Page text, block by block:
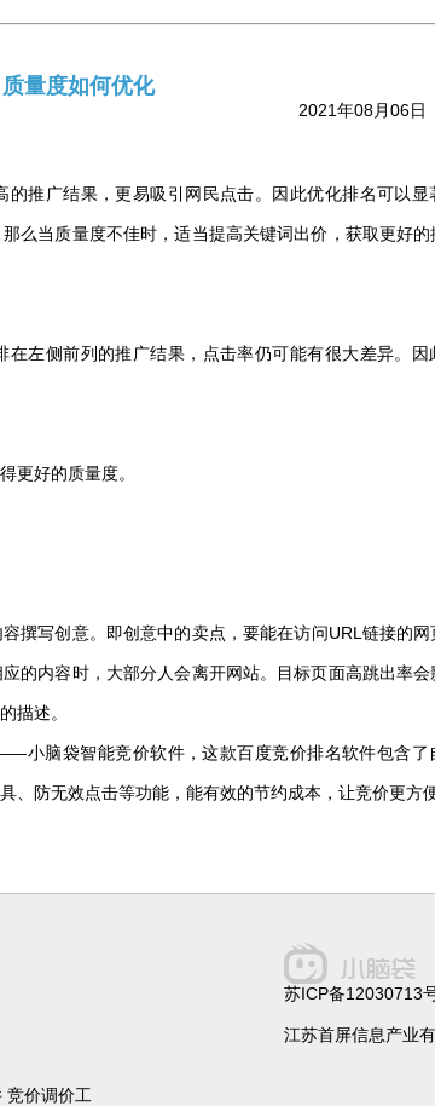
质量度如何优化
2021年08月06日
推广结果，更易吸引网民点击。因此优化排名可以显
么当质量度不佳时，适当提高关键词出价，获取更好
左侧前列的推广结果，点击率仍可能有很大差异。因
更好的质量度。
撰写创意。即创意中的卖点，要能在访问URL链接的网
的内容时，大部分人会离开网站。目标页面高跳出率
描述。
小脑袋智能竞价软件，这款百度竞价排名软件包含了
、防无效点击等功能，能有效的节约成本，让竞价更方便
竞价调价工
苏ICP备12030713
江苏首屏信息产业